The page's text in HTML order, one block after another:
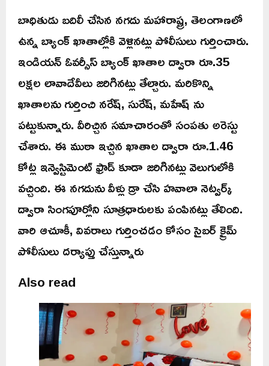
బాధితుడు బదిలీ చేసిన నగదు మహారాష్ట్ర, తెలంగాణలో
ఉన్న బ్యాంక్ ఖాతాల్లోకి వెళ్లినట్లు పోలీసులు గుర్తించారు.
ఇండియన్ ఓవర్సీస్ బ్యాంక్ ఖాతాల ద్వారా రూ.35
లక్షల లావాదేవీలు జరిగినట్లు తేల్చారు. మరికొన్ని
ఖాతాలను గుర్తించి నరేష్, సురేష్, మహేష్ ను
పట్టుకున్నారు. వీరిచ్చిన సమాచారంతో సంపతు అరెస్టు
చేశారు. ఈ ముఠా ఇచ్చిన ఖాతాల ద్వారా రూ.1.46
కోట్ల ఇన్వెస్టిమెంట్ ఫ్రాడ్ కూడా జరిగినట్లు వెలుగులోకి
వచ్చింది. ఈ నగదును వీళ్లు డ్రా చేసి హవాలా నెట్వర్క్
ద్వారా సింగపూర్లోని సూత్రధారులకు పంపినట్లు తేలింది.
వారి ఆచూకీ, వివరాలు గుర్తించడం కోసం సైబర్ క్రైమ్
పోలీసులు దర్యాప్తు చేస్తున్నారు
Also read